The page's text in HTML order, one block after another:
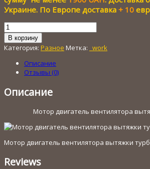
Украине. По Европе доставка + 10
Количество
товара
Мотор
двигатель
вентилятора
вытяжки
В корзину
Категория: Разное Метка: _work
Описание
Отзывы (0)
Описание
Мотор двигатель вентилятора
Мотор двигатель вентилятора вытяжки
Reviews